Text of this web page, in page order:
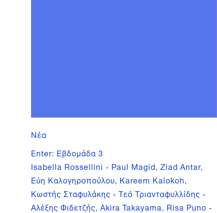
Νέα
Enter: Εβδομάδα 3
Isabella Rossellini - Paul Magid, Ziad Antar,
Εύη Καλογηροπούλου, Kareem Kalokoh,
Κωστής Σταφυλάκης - Τεό Τριανταφυλλίδης -
Αλέξης Φιδετζής, Akira Takayama, Risa Puno -